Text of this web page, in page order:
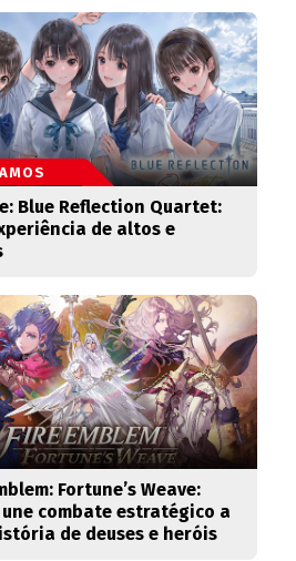
Blue Reflection Quartet:
de altos e
Fortune’s Weave:
combate estratégico a
de deuses e heróis